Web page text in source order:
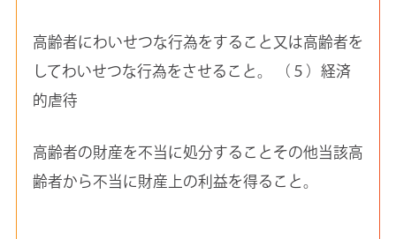
高齢者にわいせつな行為をすること又は高齢者を
してわいせつな行為をさせること。 （５）経済
的虐待
高齢者の財産を不当に処分することその他当該高
齢者から不当に財産上の利益を得ること。